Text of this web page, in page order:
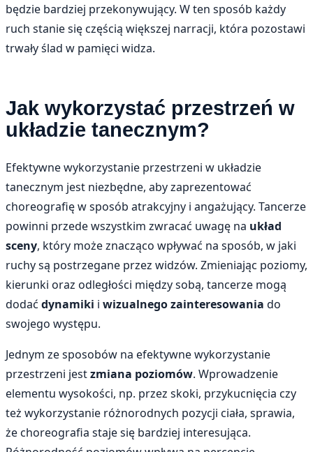
będzie bardziej przekonywujący. W ten sposób każdy
ruch stanie się częścią większej narracji, która pozostawi
trwały ślad w pamięci widza.
Jak wykorzystać przestrzeń w
układzie tanecznym?
Efektywne wykorzystanie przestrzeni w układzie
tanecznym jest niezbędne, aby zaprezentować
choreografię w sposób atrakcyjny i angażujący. Tancerze
powinni przede wszystkim zwracać uwagę na układ
sceny, który może znacząco wpływać na sposób, w jaki
ruchy są postrzegane przez widzów. Zmieniając poziomy,
kierunki oraz odległości między sobą, tancerze mogą
dodać dynamiki i wizualnego zainteresowania do
swojego występu.
Jednym ze sposobów na efektywne wykorzystanie
przestrzeni jestzmiana poziomów. Wprowadzenie
elementu wysokości, np. przez skoki, przykucnięcia czy
też wykorzystanie różnorodnych pozycji ciała, sprawia,
że choreografia staje się bardziej interesująca.